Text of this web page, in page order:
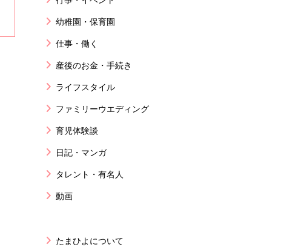
幼稚園・保育園
仕事・働く
産後のお金・手続き
ライフスタイル
ファミリーウエディング
育児体験談
日記・マンガ
タレント・有名人
動画
たまひよについて